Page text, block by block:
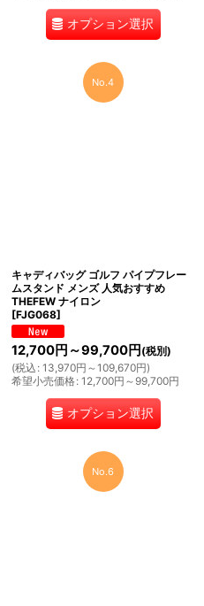
オプション選択
No.4
キャディバッグ ゴルフ パイプフレー
ムスタンド メンズ 人気おすすめ
THEFEW ナイロン
[FJG068]
12,700円 ～99,700円 (税別)
(税込 : 13,970円 ～109,670円)
希望小売価格: 12,700円 ～99,700円
オプション選択
No.6